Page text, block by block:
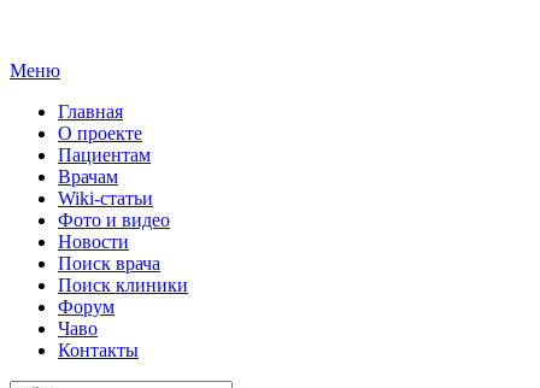
Меню
Главная
О проекте
Пациентам
Врачам
Wiki-статьи
Фото и видео
Новости
Поиск врача
Поиск клиники
Форум
Чаво
Контакты